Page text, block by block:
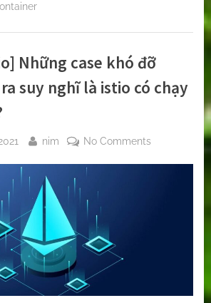
Những case khó đỡ
suy nghĩ là istio có chạy
By
nim No Commentson